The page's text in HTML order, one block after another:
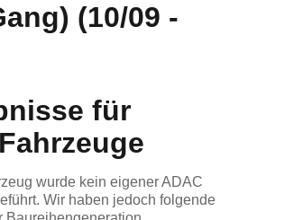
(10/09 -
für
wurde kein eigener ADAC
Wir haben jedoch folgende